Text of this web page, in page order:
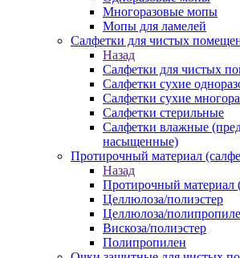
Многоразовые мопы
Мопы для ламелей
Салфетки для чистых
Назад
Салфетки для чистых
Салфетки сухие
Салфетки сухие
Салфетки стерильные
Салфетки влажные
насыщенные)
Протирочный материал
Назад
Протирочный материал
Целлюлоза/полиэстер
Целлюлоза/
Вискоза/полиэстер
Полипропилен